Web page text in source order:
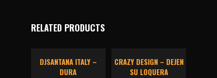
RELATED PRODUCTS
DJSANTANA ITALY –
DURA
CRAZY DESIGN – DEJEN
SU LOQUERA